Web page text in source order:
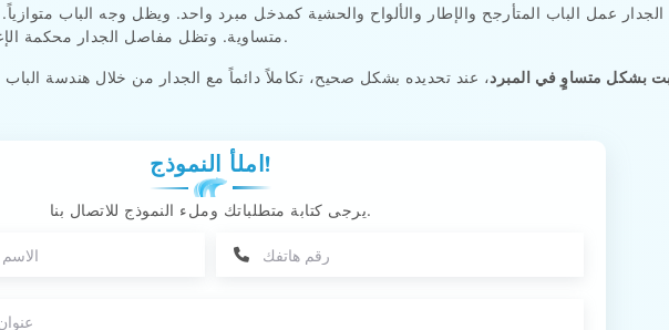
عمل الباب المتأرجح والإطار والألواح والحشية كمدخل مبرد واحد. ويظل وجه الباب
متساوية. وتظل مفاصل الجدار محكمة الإغلاق. وتظل أعمال الصيانة محدودة في المنطقة المحيطة.
بشكل متساوٍ في المبرد، عند تحديده بشكل صحيح، تكاملاً دائماً مع الجدار من خلال هندسة الباب
املأ النموذج!
يرجى كتابة متطلباتك وملء النموذج للاتصال بنا.